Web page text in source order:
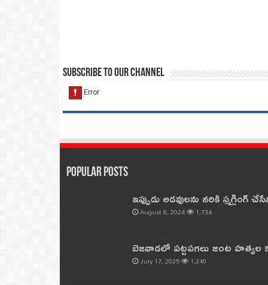
Subscribe to our Channel
Popular Posts
ఇప్పుడు అడవులను నరికి
August 8, 2024 1,734
బెజవాడలో పట్టపగలు జంట
July 17, 2025 1,240